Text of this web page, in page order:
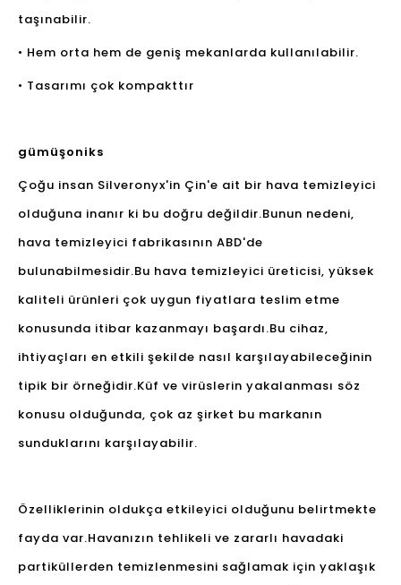
taşınabilir.
• Hem orta hem de geniş mekanlarda kullanılabilir.
• Tasarımı çok kompakttır
gümüşoniks
Çoğu insan Silveronyx'in Çin'e ait bir hava temizleyici
olduğuna inanır ki bu doğru değildir.Bunun nedeni,
hava temizleyici fabrikasının ABD'de
bulunabilmesidir.Bu hava temizleyici üreticisi, yüksek
kaliteli ürünleri çok uygun fiyatlara teslim etme
konusunda itibar kazanmayı başardı.Bu cihaz,
ihtiyaçları en etkili şekilde nasıl karşılayabileceğinin
tipik bir örneğidir.Küf ve virüslerin yakalanması söz
konusu olduğunda, çok az şirket bu markanın
sunduklarını karşılayabilir.
Özelliklerinin oldukça etkileyici olduğunu belirtmekte
fayda var.Havanızın tehlikeli ve zararlı havadaki
partiküllerden temizlenmesini sağlamak için yaklaşık